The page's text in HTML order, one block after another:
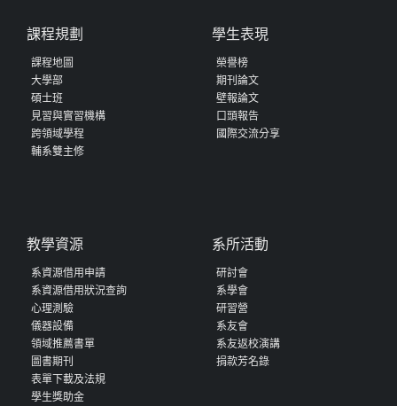
課程規劃
課程地圖
大學部
碩士班
見習與實習機構
跨領域學程
輔系雙主修
學生表現
榮譽榜
期刊論文
壁報論文
口頭報告
國際交流分享
教學資源
系資源借用申請
系資源借用狀況查詢
心理測驗
儀器設備
領域推薦書單
圖書期刊
表單下載及法規
學生獎助金
系所活動
研討會
系學會
研習營
系友會
系友返校演講
捐款芳名錄